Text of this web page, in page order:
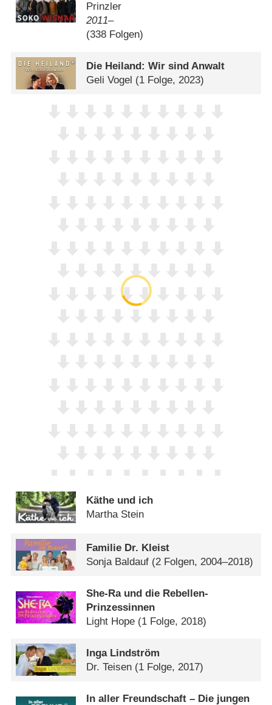
Prinzler
2011–
(338 Folgen)
Die Heiland: Wir sind Anwalt
Geli Vogel (1 Folge, 2023)
Käthe und ich
Martha Stein
Familie Dr. Kleist
Sonja Baldauf (2 Folgen, 2004–2018)
She-Ra und die Rebellen-
Prinzessinnen
Light Hope (1 Folge, 2018)
Inga Lindström
Dr. Teisen (1 Folge, 2017)
In aller Freundschaft – Die jungen